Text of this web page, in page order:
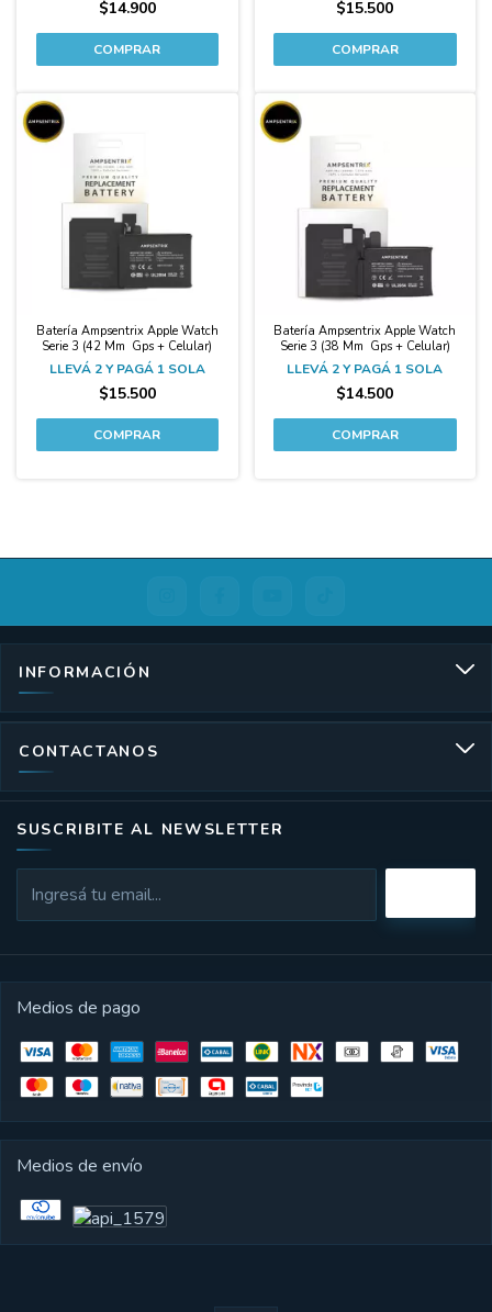
$14.900 $15.500
Batería Ampsentrix Apple Watch
Serie 3 (42 Mm  Gps + Celular)
LLEVÁ 2 Y PAGÁ 1 SOLA
$15.500
Batería Ampsentrix Apple Watch
Serie 3 (38 Mm  Gps + Celular)
LLEVÁ 2 Y PAGÁ 1 SOLA
$14.500
INFORMACIÓN
CONTACTANOS
SUSCRIBITE AL NEWSLETTER
Medios de pago
Medios de envío